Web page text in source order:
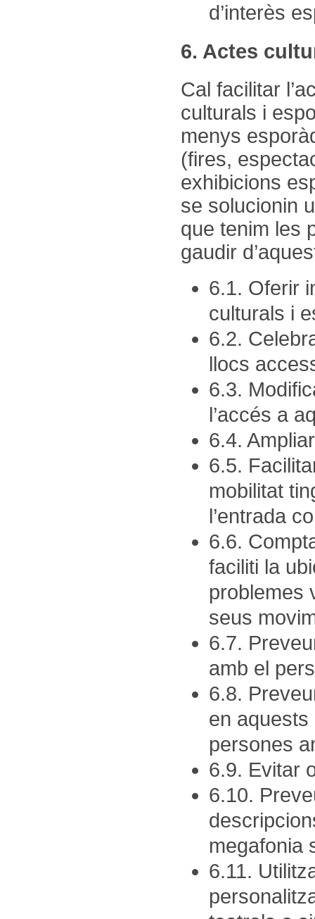
d’interès
6. Actes
Cal facilitar
culturals i
menys
(fires,
exhibicions
se solucionin
que tenim les
gaudir
6.1. Oferir
culturals i
6.2.
llocs
6.3.
l’accés a
6.4.
6.5.
mobilitat
l’entrada
6.6.
faciliti la
problemes
seus
6.7.
amb el
6.8.
en aquests
persones
6.9. Evitar
6.10.
megafonia
6.11.